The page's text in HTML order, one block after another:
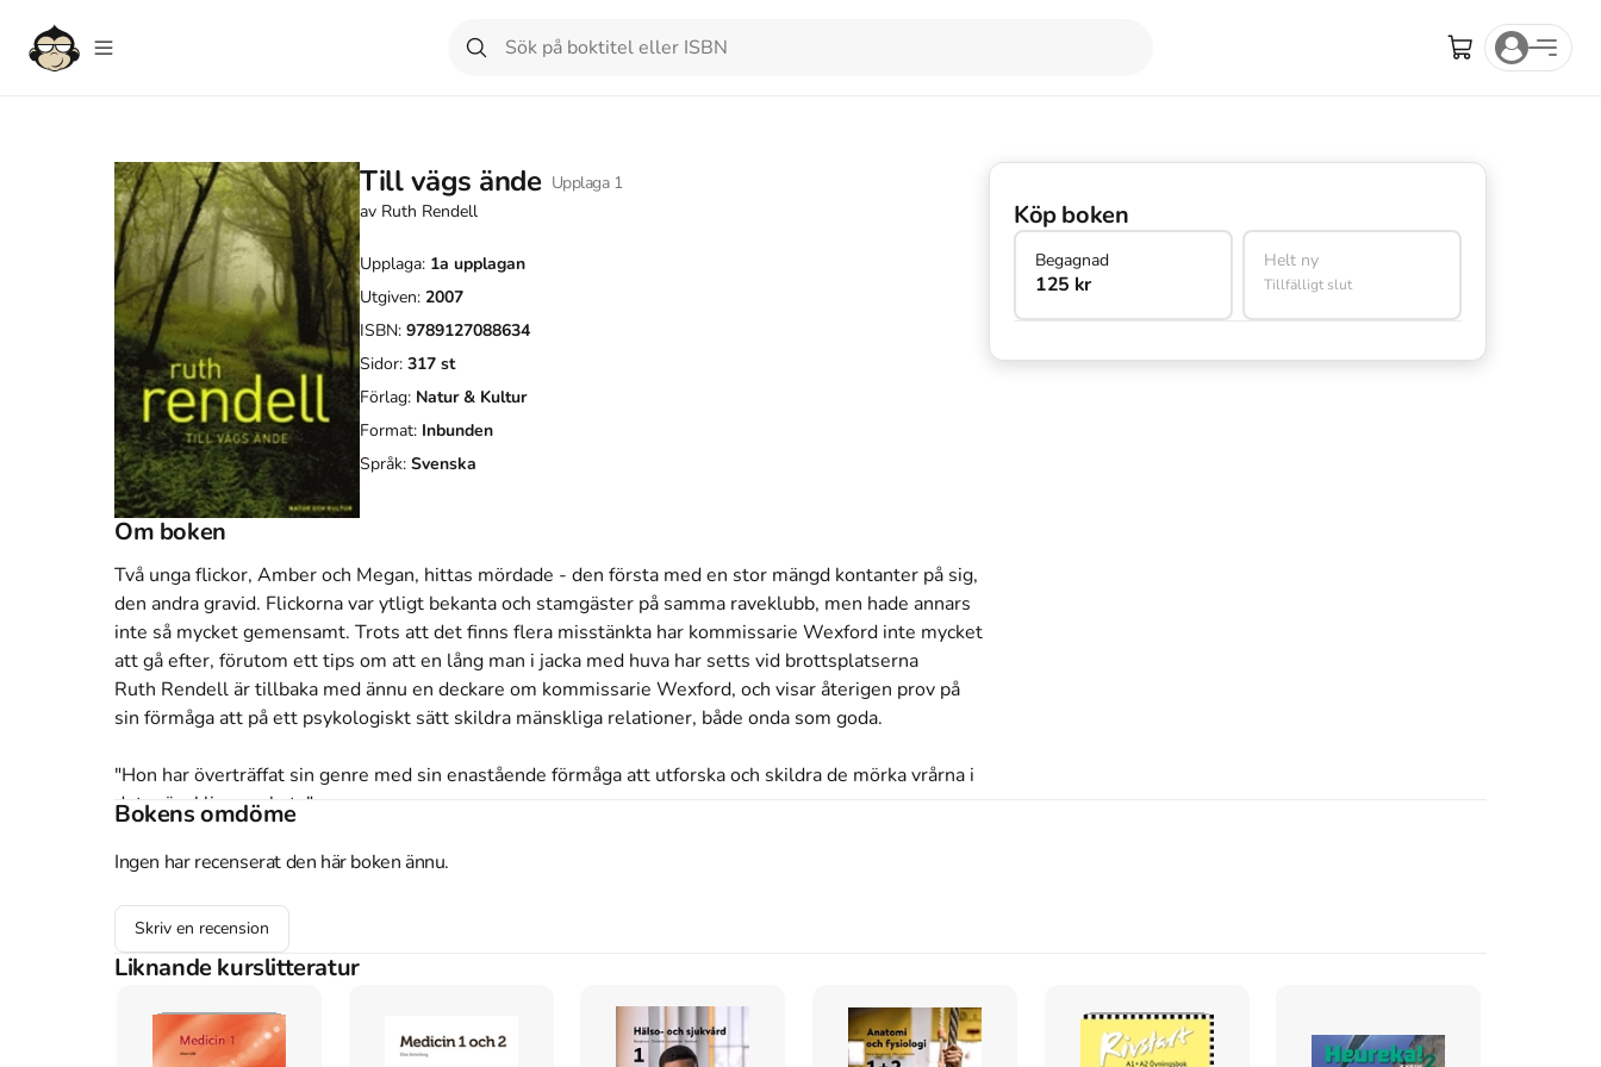
Till vägs ände Upplaga 1
av Ruth Rendell
Upplaga: 1a upplagan
Utgiven: 2007
ISBN: 9789127088634
Sidor: 317 st
Förlag: Natur & Kultur
Format: Inbunden
Språk: Svenska
Om boken
Två unga flickor, Amber och Megan, hittas mördade - den första med en stor mängd kontanter på sig,
den andra gravid. Flickorna var ytligt bekanta och stamgäster på samma raveklubb, men hade annars
inte så mycket gemensamt. Trots att det finns flera misstänkta har kommissarie Wexford inte mycket
att gå efter, förutom ett tips om att en lång man i jacka med huva har setts vid brottsplatserna
Ruth Rendell är tillbaka med ännu en deckare om kommissarie Wexford, och visar återigen prov på
sin förmåga att på ett psykologiskt sätt skildra mänskliga relationer, både onda som goda.
"Hon har överträffat sin genre med sin enastående förmåga att utforska och skildra de mörka vrårna i
det mänskliga psyket. "
P. D. James
Patricia Cornwell
Ruth Rendell föddes 1930 i England, är en av världens främsta kriminalförfattare, framförallt känd för
sina böcker om kommissarie Wexford och för sina psykologiska thrillers. Hon är översatt till tjugofem
Köp boken
Begagnad
125 kr
Helt ny
Tillfälligt slut
Bokens omdöme
Ingen har recenserat den här boken ännu.
Skriv en recension
Liknande kurslitteratur